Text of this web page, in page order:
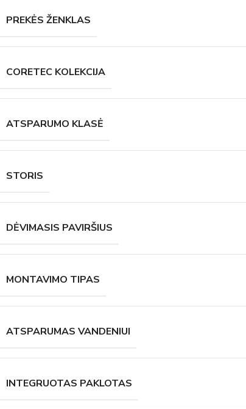
PREKĖS ŽENKLAS
CORETEC KOLEKCIJA
ATSPARUMO KLASĖ
STORIS
DĖVIMASIS PAVIRŠIUS
MONTAVIMO TIPAS
ATSPARUMAS VANDENIUI
INTEGRUOTAS PAKLOTAS